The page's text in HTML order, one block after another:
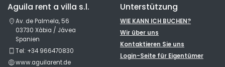
Aguila rent a villa s.l.
Av. de Palmela, 56
03730 Xàbia / Jávea
Spanien
Tel: +34 966470830
www.aguilarent.de
Unterstützung
WIE KANN ICH BUCHEN?
Wir über uns
Kontaktieren Sie uns
Login-Seite für Eigentümer